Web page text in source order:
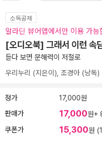
소득공제
알라딘 뷰어앱에서만 이용 가능
[오디오북] 그래서 이런 속
듣다 보면 문해력이 저절로
우리누리 (지은이), 조경아 (낭독)
정가
17,000원
판매가
17,000원+
쿠폰가
15,300원